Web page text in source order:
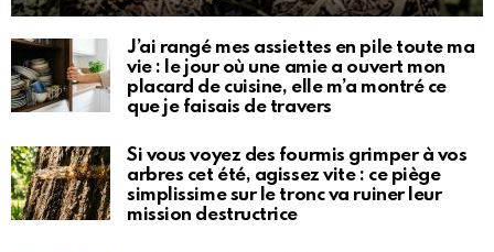
J’ai rangé mes assiettes en pile toute ma
vie : le jour où une amie a ouvert mon
placard de cuisine, elle m’a montré ce
que je faisais de travers
Si vous voyez des fourmis grimper à vos
arbres cet été, agissez vite : ce piège
simplissime sur le tronc va ruiner leur
mission destructrice